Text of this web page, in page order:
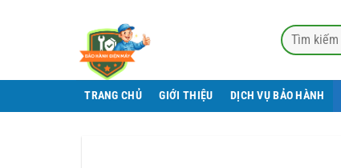
TRANG CHỦ GIỚI THIỆU DỊCH VỤ BẢO HÀNH